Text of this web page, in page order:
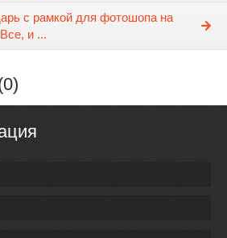
с рамкой для фотошопа на
и ...